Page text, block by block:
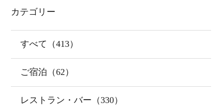
カテゴリー
すべて（413）
ご宿泊（62）
レストラン・バー（330）